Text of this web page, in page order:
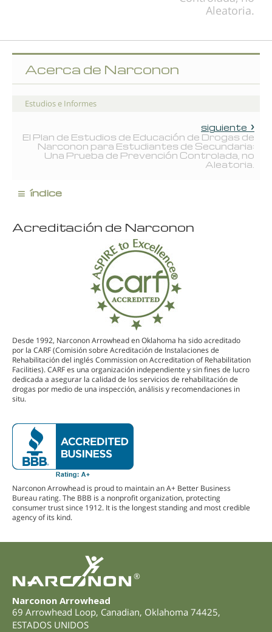
Aleatoria.
Acerca de Narconon
Estudios e Informes
siguiente
El Plan de Estudios de Educación de Drogas de
Narconon para Estudiantes de Secundaria:
Una Prueba de Prevención Controlada, no
Aleatoria.
≡ índice
Acreditación de Narconon
Desde 1992, Narconon Arrowhead en Oklahoma ha sido acreditado
por la CARF (Comisión sobre Acreditación de Instalaciones de
Rehabilitación del inglés Commission on Accreditation of Rehabilitation
Facilities). CARF es una organización independiente y sin fines de lucro
dedicada a asegurar la calidad de los servicios de rehabilitación de
drogas por medio de una inspección, análisis y recomendaciones in
situ.
Narconon Arrowhead is proud to maintain an A+ Better Business
Bureau rating. The BBB is a nonprofit organization, protecting
consumer trust since 1912. It is the longest standing and most credible
agency of its kind.
®
Narconon Arrowhead
69 Arrowhead Loop, Canadian, Oklahoma 74425,
ESTADOS UNIDOS